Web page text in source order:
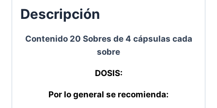
Descripción
Contenido 20 Sobres de 4 cápsulas cada
sobre
DOSIS:
Por lo general se recomienda: